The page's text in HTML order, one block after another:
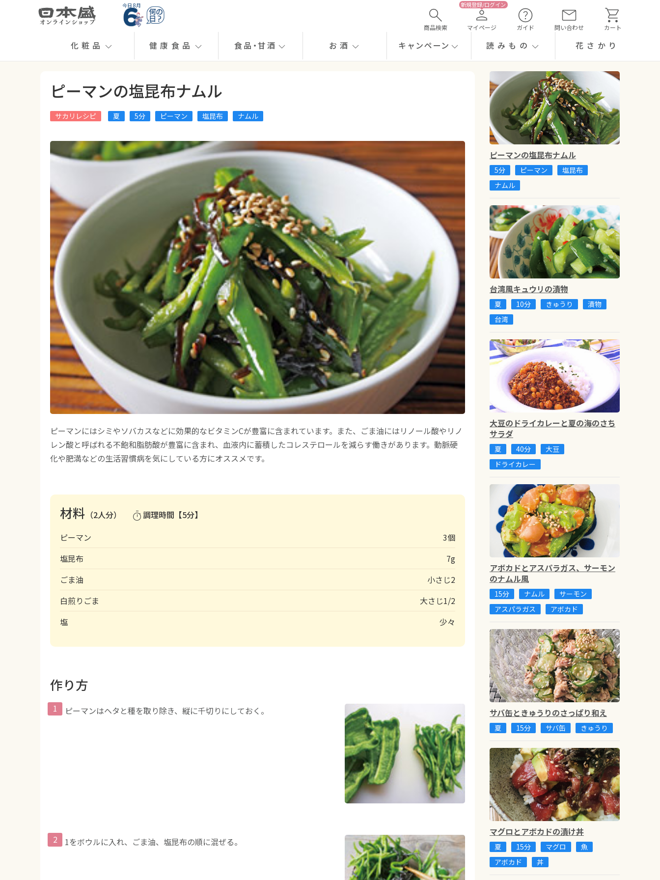
今日 8月
商品検索 マイページ ガイド 問い合わせ カート
化粧品 健康食品 食品・甘酒 お酒 キャンペーン 読みもの 花さかり
ピーマンの塩昆布ナムル
サカリレシピ 夏 5分 ピーマン 塩昆布 ナムル
ピーマンにはシミやソバカスなどに効果的なビタミンCが豊富に含まれています。また、ごま油にはリノール酸やリノ
レン酸と呼ばれる不飽和脂肪酸が豊富に含まれ、血液内に蓄積したコレステロールを減らす働きがあります。動脈硬
化や肥満などの生活習慣病を気にしている方にオススメです。
材料 （2人分） timer調理時間【5分】
ピーマン
3個
塩昆布
7g
ごま油
小さじ2
白煎りごま
大さじ1/2
塩
少々
作り方
ピーマンはヘタと種を取り除き、縦に千切りにしておく。
1をボウルに入れ、ごま油、塩昆布の順に混ぜる。
ピーマンの塩昆布ナムル
5分 ピーマン
塩昆布
ナムル
台湾風キュウリの漬物
夏 10分 きゅうり
漬物
台湾
大豆のドライカレーと夏の海のさち
サラダ
夏 40分
大豆
ドライカレー
アボカドとアスパラガス、サーモン
のナムル風
15分 ナムル
サーモン
アスパラガス
アボカド
サバ缶ときゅうりのさっぱり和え
夏 15分 サバ缶 きゅうり
マグロとアボカドの漬け丼
夏 15分 マグロ
魚
アボカド
丼